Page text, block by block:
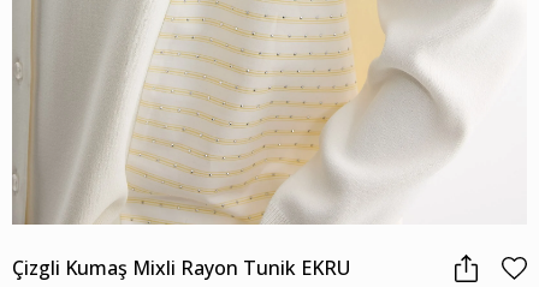
Çizgli Kumaş Mixli Rayon Tunik EKRU